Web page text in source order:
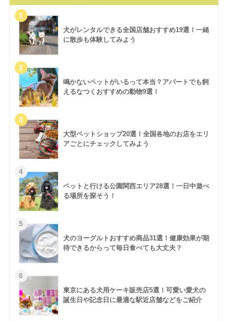
犬がレンタルできる全国店舗おすすめ19選！一緒
に散歩も体験してみよう
鳴かないペットがいるって本当？アパートでも飼
えるなつくおすすめの動物9選！
大型ペットショップ20選！全国各地のお店をエリ
アごとにチェックしてみよう
ペットと行ける公園関西エリア28選！一日中遊べ
る場所を探そう！
犬のヨーグルトおすすめ商品31選！健康効果が期
待できるからって毎日食べても大丈夫？
東京にある犬用ケーキ販売店5選！可愛い愛犬の
誕生日や記念日に最適な駅近店舗などをご紹介